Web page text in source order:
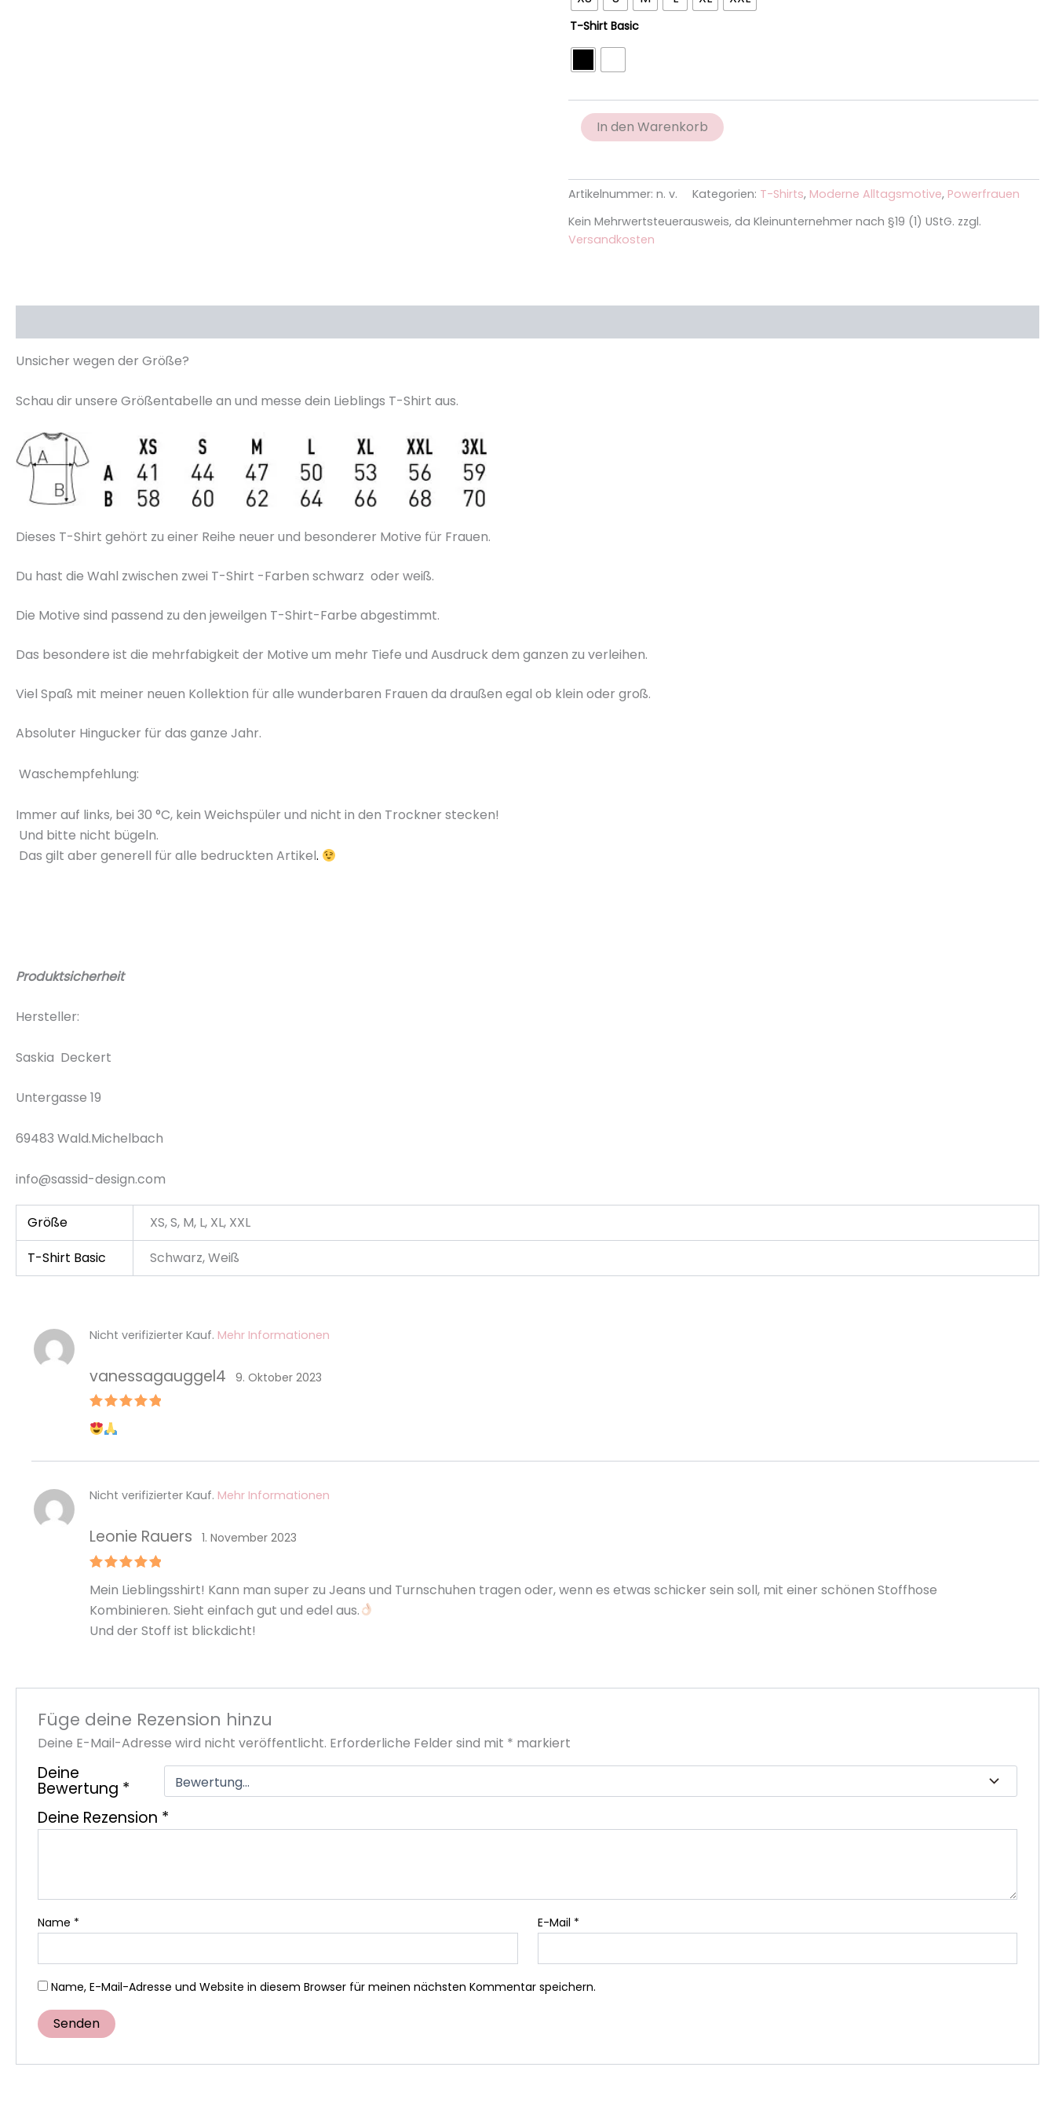
T-Shirt Basic
In den Warenkorb
Artikelnummer:n. v. Kategorien: T-Shirts, Moderne Alltagsmotive, Powerfrauen
Kein Mehrwertsteuerausweis, da Kleinunternehmer nach §19 (1) UStG. zzgl.
Versandkosten
Unsicher wegen der Größe?
Schau dir unsere Größentabelle an und messe dein Lieblings T-Shirt aus.
Dieses T-Shirt gehört zu einer Reihe neuer und besonderer Motive für Frauen.
Du hast die Wahl zwischen zwei T-Shirt -Farben schwarz oder weiß.
Die Motive sind passend zu den jeweilgen T-Shirt-Farbe abgestimmt.
Das besondere ist die mehrfabigkeit der Motive um mehr Tiefe und Ausdruck dem ganzen zu verleihen.
Viel Spaß mit meiner neuen Kollektion für alle wunderbaren Frauen da draußen egal ob klein oder groß.
Absoluter Hingucker für das ganze Jahr.
Waschempfehlung:
Immer auf links, bei 30 °C, kein Weichspüler und nicht in den Trockner stecken!
Und bitte nicht bügeln.
Das gilt aber generell für alle bedruckten Artikel.
Produktsicherheit
Hersteller:
Saskia Deckert
Untergasse 19
69483 Wald.Michelbach
info@sassid-design.com
Größe
XS, S, M, L, XL, XXL
T-Shirt Basic
Schwarz, Weiß
mit5
vanessagauggel4 9. Oktober 2023
Nicht verifizierter Kauf. Mehr Informationen
mit5 von
5
Leonie Rauers 1. November 2023
Mein Lieblingsshirt! Kann man super zu Jeans und Turnschuhen tragen oder, wenn es etwas schicker sein soll, mit einer schönen Stoffhose
Kombinieren. Sieht einfach gut und edel aus.
Und der Stoff ist blickdicht!
Nicht verifizierter Kauf. Mehr Informationen
Füge deine Rezension hinzu
Deine E-Mail-Adresse wird nicht veröffentlicht. Erforderliche Felder sind mit * markiert
Deine
Bewertung *
Deine Rezension *
Name * E-Mail *
Name, E-Mail-Adresse und Website in diesem Browser für meinen nächsten Kommentar speichern.